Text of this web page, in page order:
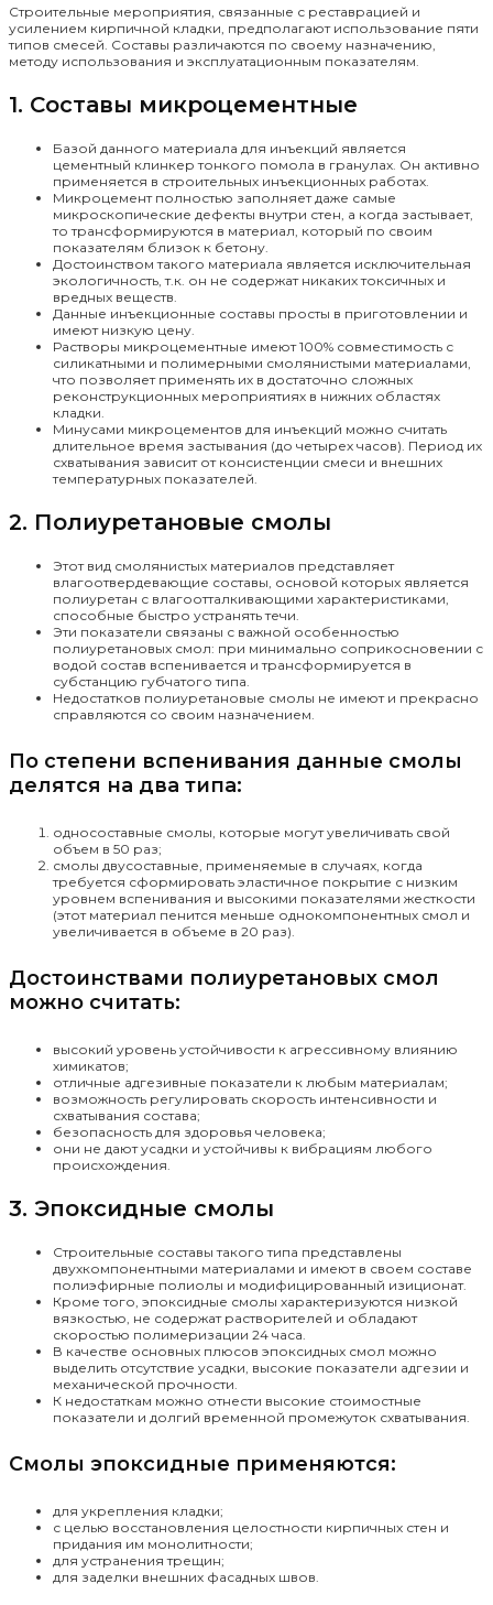
Строительные мероприятия, связанные с реставрацией и
усилением кирпичной кладки, предполагают использование пяти
типов смесей. Составы различаются по своему назначению,
методу использования и эксплуатационным показателям.
1. Составы микроцементные
Базой данного материала для инъекций является
цементный клинкер тонкого помола в гранулах. Он активно
применяется в строительных инъекционных работах.
Микроцемент полностью заполняет даже самые
микроскопические дефекты внутри стен, а когда застывает,
то трансформируются в материал, который по своим
показателям близок к бетону.
Достоинством такого материала является исключительная
экологичность, т.к. он не содержат никаких токсичных и
вредных веществ.
Данные инъекционные составы просты в приготовлении и
имеют низкую цену.
Растворы микроцементные имеют 100% совместимость с
силикатными и полимерными смолянистыми материалами,
что позволяет применять их в достаточно сложных
реконструкционных мероприятиях в нижних областях
кладки.
Минусами микроцементов для инъекций можно считать
длительное время застывания (до четырех часов). Период их
схватывания зависит от консистенции смеси и внешних
температурных показателей.
2. Полиуретановые смолы
Этот вид смолянистых материалов представляет
влагоотвердевающие составы, основой которых является
полиуретан с влагоотталкивающими характеристиками,
способные быстро устранять течи.
Эти показатели связаны с важной особенностью
полиуретановых смол: при минимально соприкосновении с
водой состав вспенивается и трансформируется в
субстанцию губчатого типа.
Недостатков полиуретановые смолы не имеют и прекрасно
справляются со своим назначением.
По степени вспенивания данные смолы
делятся на два типа:
односоставные смолы, которые могут увеличивать свой
объем в 50 раз;
смолы двусоставные, применяемые в случаях, когда
требуется сформировать эластичное покрытие с низким
уровнем вспенивания и высокими показателями жесткости
(этот материал пенится меньше однокомпонентных смол и
увеличивается в объеме в 20 раз).
Достоинствами полиуретановых смол
можно считать:
высокий уровень устойчивости к агрессивному влиянию
химикатов;
отличные адгезивные показатели к любым материалам;
возможность регулировать скорость интенсивности и
схватывания состава;
безопасность для здоровья человека;
они не дают усадки и устойчивы к вибрациям любого
происхождения.
3. Эпоксидные смолы
Строительные составы такого типа представлены
двухкомпонентными материалами и имеют в своем составе
полиэфирные полиолы и модифицированный изиционат.
Кроме того, эпоксидные смолы характеризуются низкой
вязкостью, не содержат растворителей и обладают
скоростью полимеризации 24 часа.
В качестве основных плюсов эпоксидных смол можно
выделить отсутствие усадки, высокие показатели адгезии и
механической прочности.
К недостаткам можно отнести высокие стоимостные
показатели и долгий временной промежуток схватывания.
Смолы эпоксидные применяются:
для укрепления кладки;
с целью восстановления целостности кирпичных стен и
придания им монолитности;
для устранения трещин;
для заделки внешних фасадных швов.